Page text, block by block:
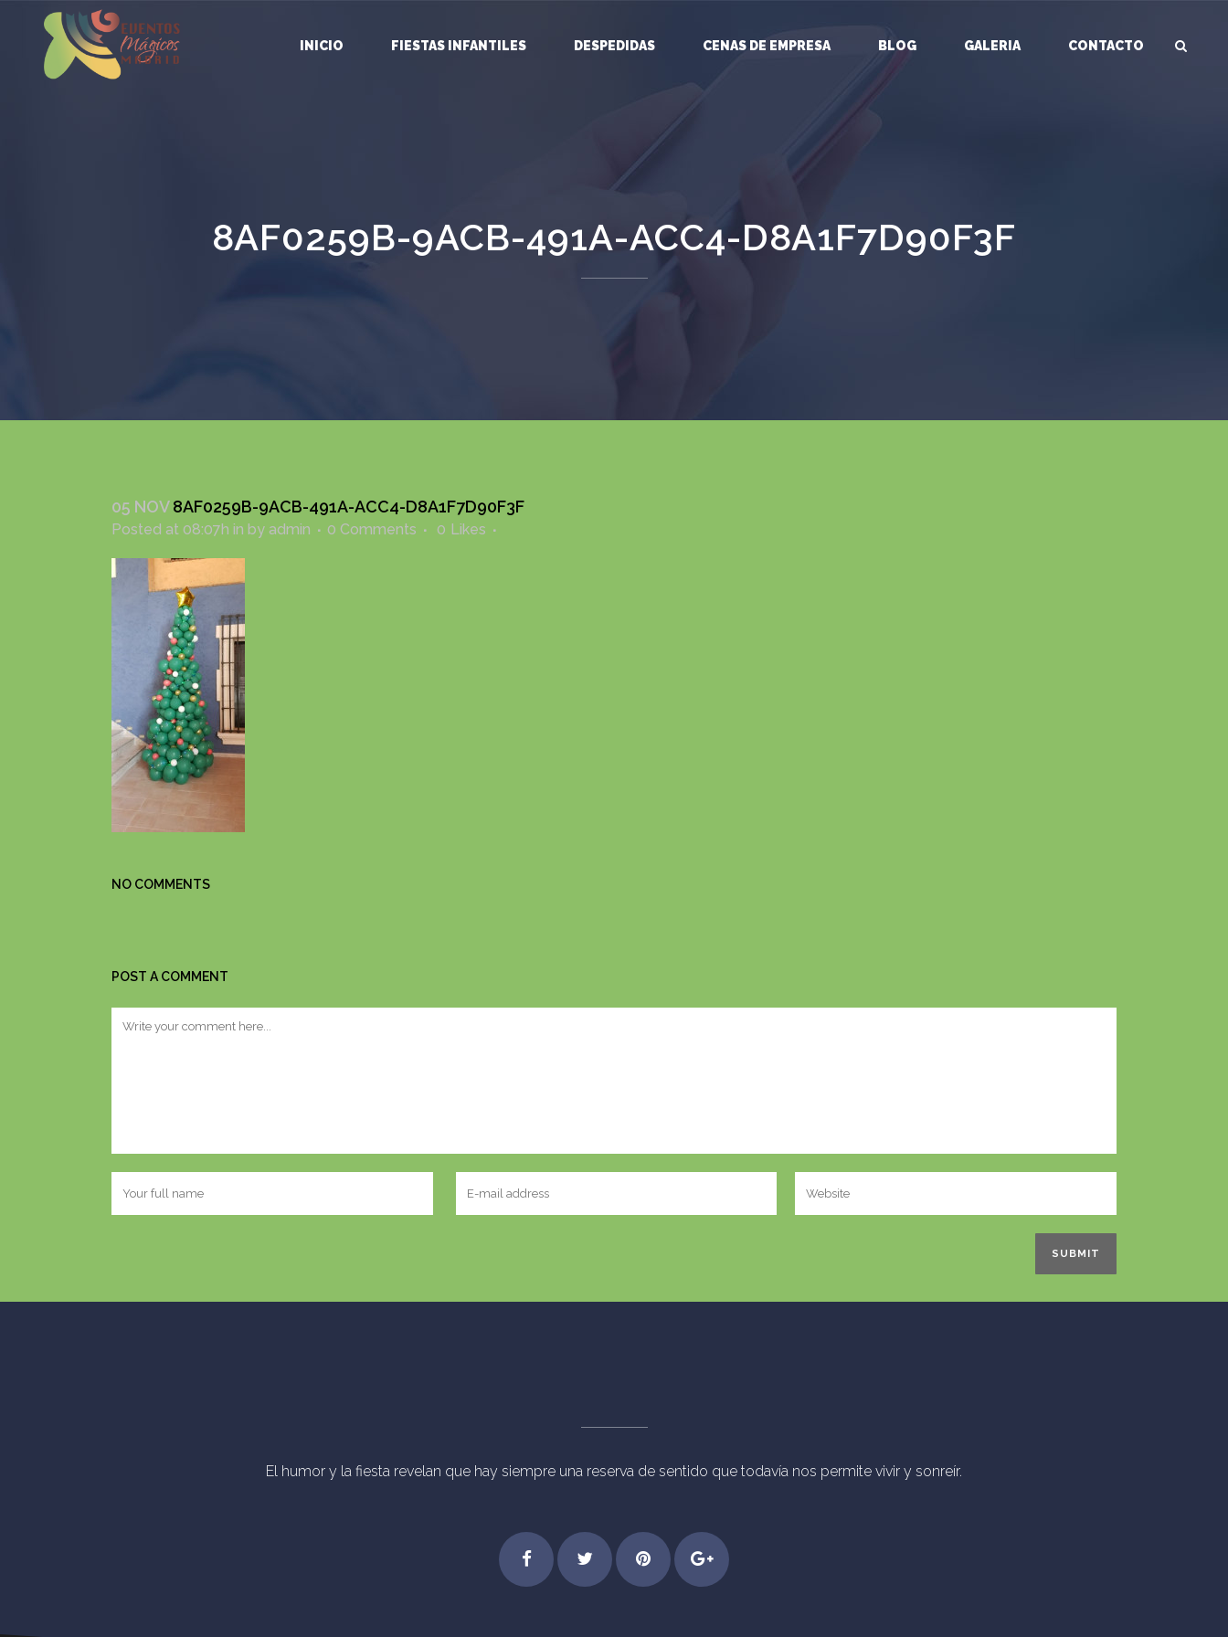
INICIO FIESTAS INFANTILES DESPEDIDAS CENAS DE EMPRESA BLOG GALERIA CONTACTO
8AF0259B-9ACB-491A-ACC4-D8A1F7D90F3F
05 NOV8AF0259B-9ACB-491A-ACC4-D8A1F7D90F3F
Posted at 08:07h in by admin 0 Comments 0 Likes
NO COMMENTS
POST A COMMENT
El humor y la fiesta revelan que hay siempre una reserva de sentido que todavía nos permite vivir y sonreír.